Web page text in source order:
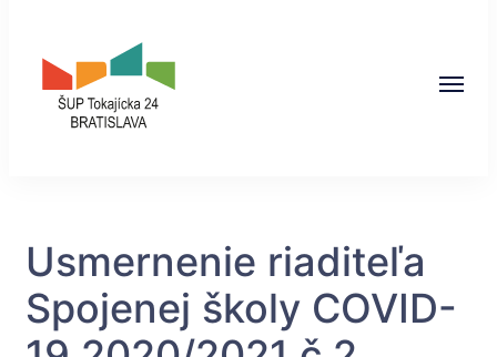
Usmernenie riaditeľa
Spojenej školy COVID-